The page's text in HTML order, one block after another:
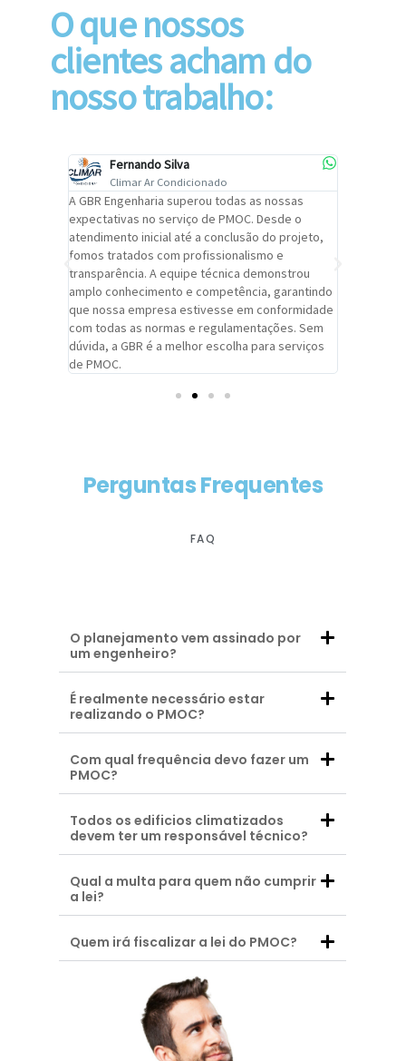
O que nossos
clientes acham do
nosso trabalho:
Fernando Silva
Climar Ar Condicionado
A GBR Engenharia superou todas as nossas
expectativas no serviço de PMOC. Desde o
atendimento inicial até a conclusão do projeto,
fomos tratados com profissionalismo e
transparência. A equipe técnica demonstrou
amplo conhecimento e competência, garantindo
que nossa empresa estivesse em conformidade
com todas as normas e regulamentações. Sem
dúvida, a GBR é a melhor escolha para serviços
de PMOC.
Perguntas Frequentes
FAQ
O planejamento vem assinado por
um engenheiro?
É realmente necessário estar
realizando o PMOC?
Com qual frequência devo fazer um
PMOC?
Todos os edificios climatizados
devem ter um responsável técnico?
Qual a multa para quem não cumprir
a lei?
Quem irá fiscalizar a lei do PMOC?